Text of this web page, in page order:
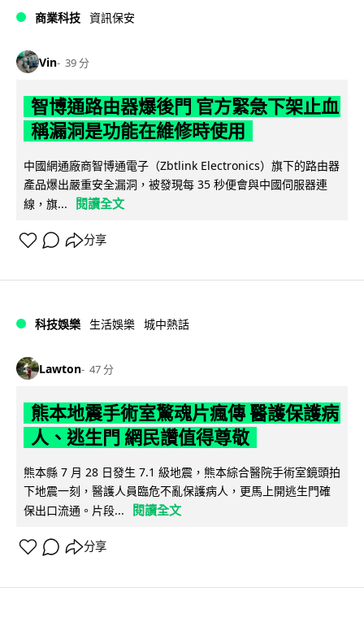
商業科技 資訊保安
Vin 39 分
智博通路由器爆後門 官方緊急下架止血
稱漏洞是功能在維修時使用
中國網通廠商智博通電子（Zbtlink Electronics）旗下的路由器
產品爆出嚴重安全漏洞，被發現每 35 秒便會與中國伺服器連
線，旗...
閱讀全文
分享
科技娛樂 生活娛樂 城中熱話
Lawton 47 分
熊本地震手術室驚魂片瘋傳 醫護保護病
人、逃生門 網民讚值得尊敬
熊本縣 7 月 28 日發生 7.1 級地震，熊本綜合醫院手術室鏡頭拍
下地震一刻，醫護人員臨危不亂保護病人，更馬上開逃生門確
保出口流通。片段...
閱讀全文
分享